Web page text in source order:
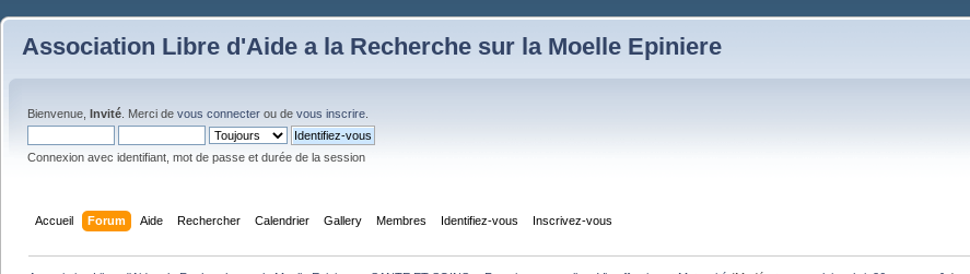
Association Libre d'Aide a la Recherche sur la Moelle Epiniere
Bienvenue, Invité . Merci de vous connecter ou de vous inscrire
Connexion avec identifiant, mot de passe et durée de la session
Accueil Forum Aide Rechercher Calendrier Gallery Membres Identifiez-vous Inscrivez-vous